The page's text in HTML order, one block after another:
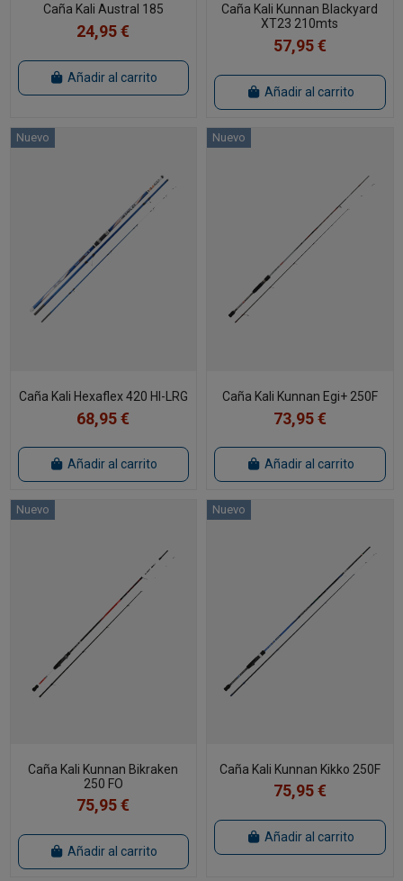
Caña Kali Austral 185
24,95 €
Añadir al carrito
Caña Kali Kunnan Blackyard
XT23 210mts
57,95 €
Añadir al carrito
Nuevo
Caña Kali Hexaflex 420 HI-LRG
68,95 €
Añadir al carrito
Nuevo
Caña Kali Kunnan Egi+ 250F
73,95 €
Añadir al carrito
Nuevo
Caña Kali Kunnan Bikraken
250 FO
75,95 €
Añadir al carrito
Nuevo
Caña Kali Kunnan Kikko 250F
75,95 €
Añadir al carrito